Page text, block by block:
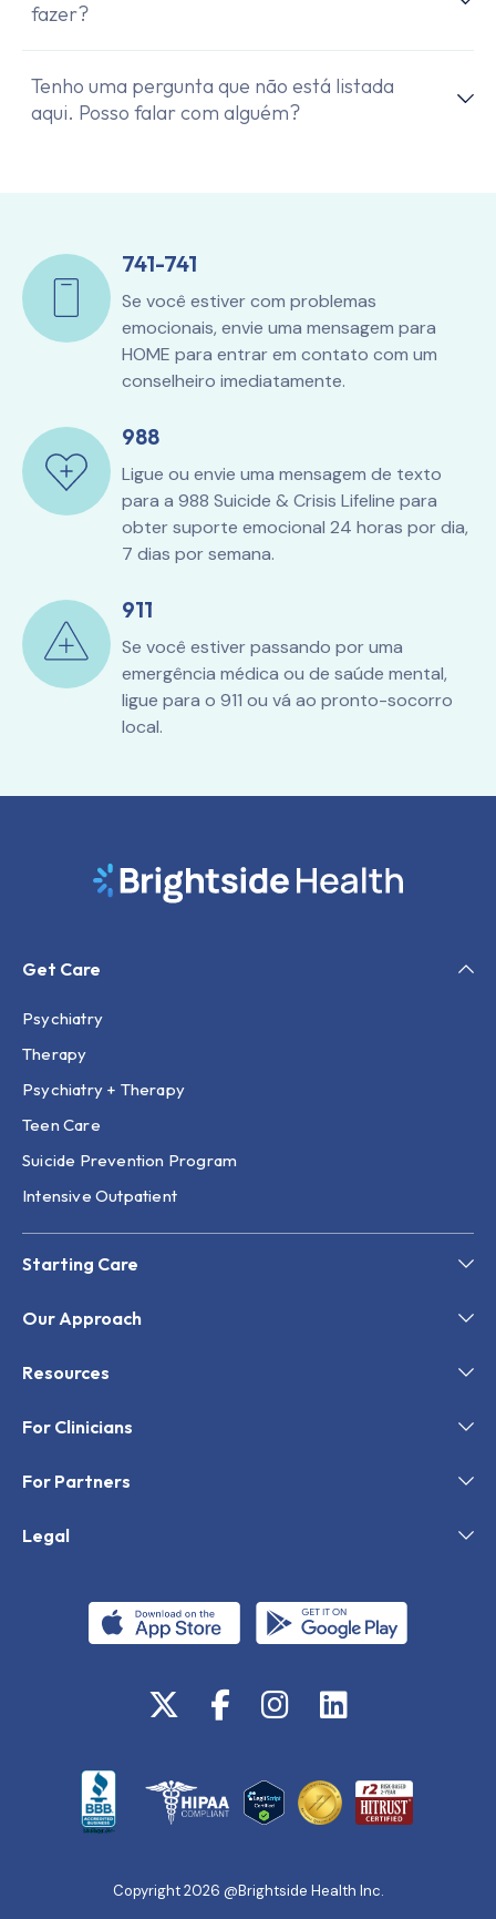
fazer?
Tenho uma pergunta que não está listada
aqui. Posso falar com alguém?
741-741
Se você estiver com problemas
emocionais, envie uma mensagem para
HOME para entrar em contato com um
conselheiro imediatamente.
988
Ligue ou envie uma mensagem de texto
para a 988 Suicide & Crisis Lifeline para
obter suporte emocional 24 horas por dia,
7 dias por semana.
911
Se você estiver passando por uma
emergência médica ou de saúde mental,
ligue para o 911 ou vá ao pronto-socorro
local.
Get Care
Psychiatry
Therapy
Psychiatry + Therapy
Teen Care
Suicide Prevention Program
Intensive Outpatient
Starting Care
Our Approach
Resources
For Clinicians
For Partners
Legal
Copyright 2026 @Brightside Health Inc.